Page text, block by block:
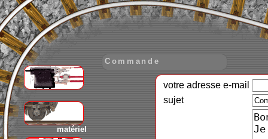
matériel
Commande
votre adresse e-mail
sujet